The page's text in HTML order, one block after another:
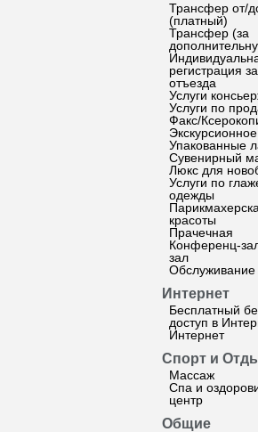
Трансфер от/
(платный)
Трансфер (за
регистрация
отъезда
Услуги
Услуги по
Факс/
Упакованные
Сувенирный
Люкс для
Услуги по
одежды
красоты
Прачечная
Конференц-
зал
Интернет
Бесплатный
доступ в
Интернет
Спорт и
Массаж
Спа и
центр
Общие